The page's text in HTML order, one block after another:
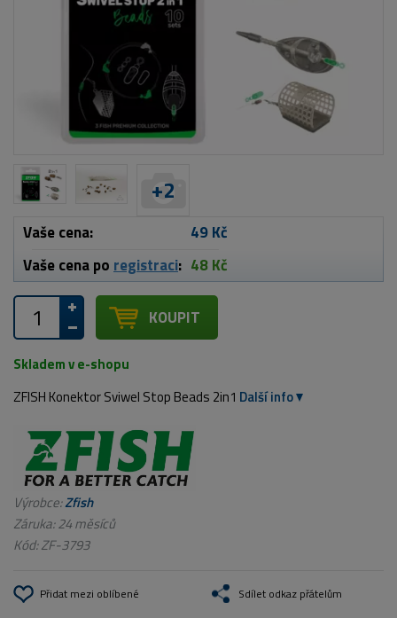
+2
Vaše cena:
49 Kč
Vaše cena po registraci: 48 Kč
KOUPIT
Skladem v e-shopu
ZFISH Konektor Sviwel Stop Beads 2in1 Další info
Výrobce:Zfish
Záruka: 24 měsíců
Kód:ZF-3793
Přidat mezi oblíbené Sdílet odkaz přátelům